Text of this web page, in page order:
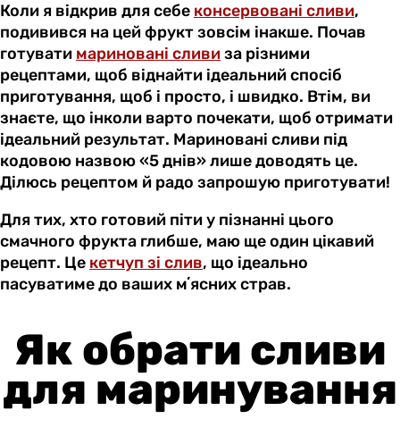
Коли я відкрив для себе консервовані сливи,
подивився на цей фрукт зовсім інакше. Почав
готувати мариновані сливиза різними
рецептами, щоб віднайти ідеальний спосіб
приготування, щоб і просто, і швидко. Втім, ви
знаєте, що інколи варто почекати, щоб отримати
ідеальний результат. Мариновані сливи під
кодовою назвою «5 днів» лише доводять це.
Ділюсь рецептом й радо запрошую приготувати!
Для тих, хто готовий піти у пізнанні цього
смачного фрукта глибше, маю ще один цікавий
рецепт. Це кетчуп зі слив, що ідеально
пасуватиме до ваших мʼясних страв.
Як обрати сливи
для маринування